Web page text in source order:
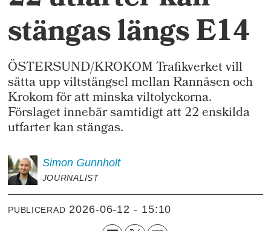
stängas längs E14
ÖSTERSUND/KROKOM Trafikverket vill
sätta upp viltstängsel mellan Rannåsen och
Krokom för att minska viltolyckorna.
Förslaget innebär samtidigt att 22 enskilda
utfarter kan stängas.
Simon Gunnholt
JOURNALIST
PUBLICERAD 2026-06-12 - 15:10